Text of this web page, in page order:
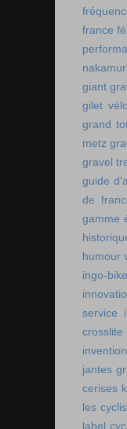
france
giant
gilet vélo
grand
metz
gravel
guide
de
gamme
humour
ingo-bike
service
crosslite
jantes
cerises
les
label